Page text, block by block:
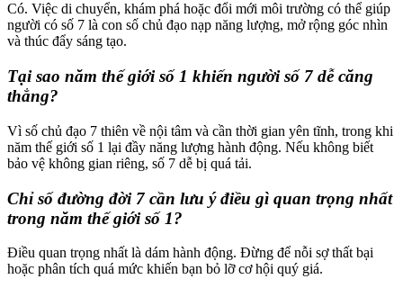
Có. Việc di chuyển, khám phá hoặc đổi mới môi trường có thể giúp
người có số 7 là con số chủ đạo nạp năng lượng, mở rộng góc nhìn
và thúc đẩy sáng tạo.
Tại sao năm thế giới số 1 khiến người số 7 dễ căng
thẳng?
Vì số chủ đạo 7 thiên về nội tâm và cần thời gian yên tĩnh, trong khi
năm thế giới số 1 lại đầy năng lượng hành động. Nếu không biết
bảo vệ không gian riêng, số 7 dễ bị quá tải.
Chỉ số đường đời 7 cần lưu ý điều gì quan trọng nhất
trong năm thế giới số 1?
Điều quan trọng nhất là dám hành động. Đừng để nỗi sợ thất bại
hoặc phân tích quá mức khiến bạn bỏ lỡ cơ hội quý giá.